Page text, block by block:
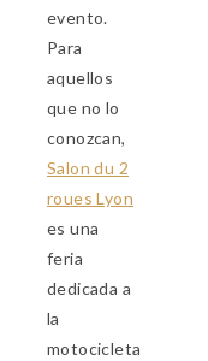
evento.
Para
aquellos
que no lo
conozcan,
Salon du 2
roues Lyon
es una
feria
dedicada a
la
motocicleta